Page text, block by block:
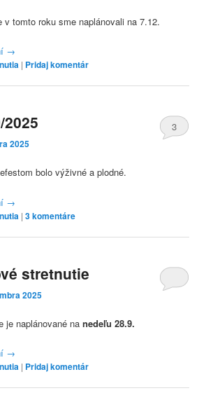
v tomto roku sme naplánovali na 7.12.
→
| Pridaj komentár
2025
3
bolo výživné a plodné.
→
|3komentáre
stretnutie
2025
je naplánované nanedeľu 28.9.
→
| Pridaj komentár